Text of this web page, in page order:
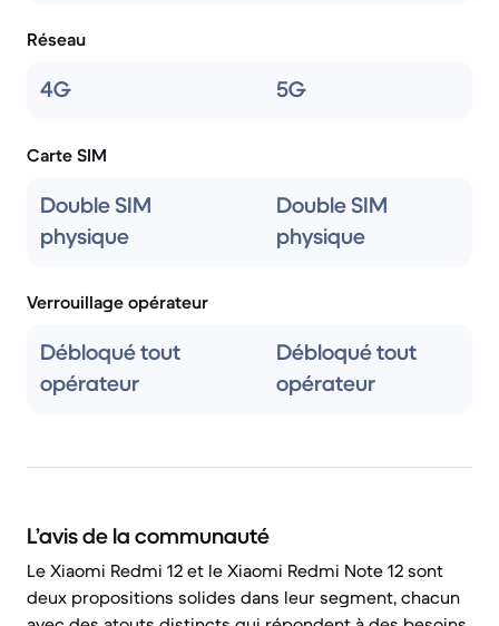
Réseau
4G 5G
Carte SIM
Double SIM
physique
Double SIM
physique
Verrouillage opérateur
Débloqué tout
opérateur
Débloqué tout
opérateur
L’avis de la communauté
Le Xiaomi Redmi 12 et le Xiaomi Redmi Note 12 sont
deux propositions solides dans leur segment, chacun